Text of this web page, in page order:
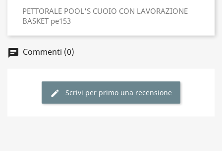
PETTORALE POOL'S CUOIO CON LAVORAZIONE
BASKET pe153
Commenti (0)
Scrivi per primo una recensione